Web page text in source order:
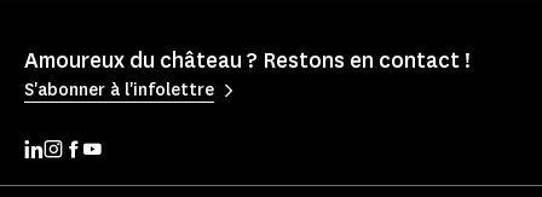
Amoureux du château ? Restons en contact !
S'abonner à l'infolettre